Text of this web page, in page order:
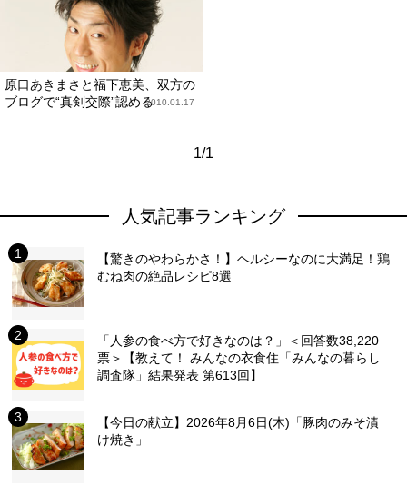
原口あきまさと福下恵美、双方の
ブログで“真剣交際”認める2010.01.17
1/1
人気記事ランキング
【驚きのやわらかさ！】ヘルシーなのに大満足！鶏
むね肉の絶品レシピ8選
「人参の食べ方で好きなのは？」＜回答数38,220
票＞【教えて！ みんなの衣食住「みんなの暮らし
調査隊」結果発表 第613回】
【今日の献立】2026年8月6日(木)「豚肉のみそ漬
け焼き」